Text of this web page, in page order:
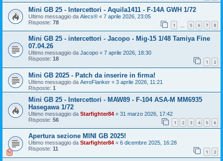
Mini GB 25 - Intercettori - Aquila1411 - F-14A GWH 1/72
Ultimo messaggio da Alecs® « 7 aprile 2026, 23:05
Risposte: 78 1 5 6 7 8
Mini GB 25 - intercettori - Jacopo - Mig-15 1/48 Tamiya Fine
07.04.26
Ultimo messaggio da Jacopo « 7 aprile 2026, 18:30
Risposte: 18 1 2
Mini GB 2025 - Patch da inserire in firma!
Ultimo messaggio da AeroFlanker « 3 aprile 2026, 11:21
Risposte: 1
Mini GB 25 - Intercettori - MAW89 - F-104 ASA-M MM6935
Hasegawa 1/72
Ultimo messaggio da Starfighter84 « 31 marzo 2026, 17:42
Risposte: 56 1 2 3 4 5 6
Apertura sezione MINI GB 2025!
Ultimo messaggio da Starfighter84 « 6 dicembre 2025, 16:28
Risposte: 11 1 2